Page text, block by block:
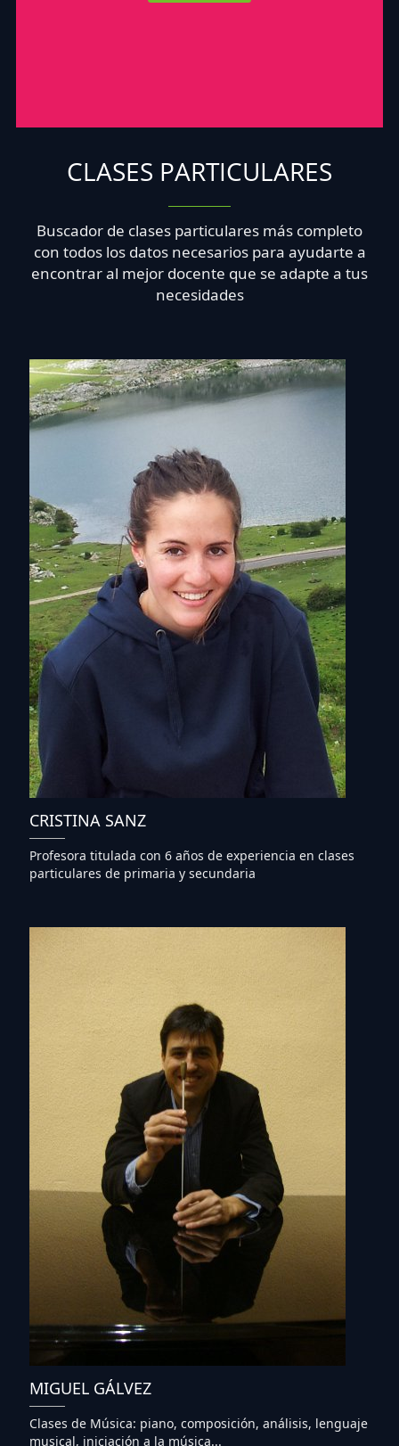
CLASES PARTICULARES
Buscador de clases particulares más completo
con todos los datos necesarios para ayudarte a
encontrar al mejor docente que se adapte a tus
necesidades
CRISTINA SANZ
Profesora titulada con 6 años de experiencia en clases
particulares de primaria y secundaria
MIGUEL GÁLVEZ
Clases de Música: piano, composición, análisis, lenguaje
musical, iniciación a la música...